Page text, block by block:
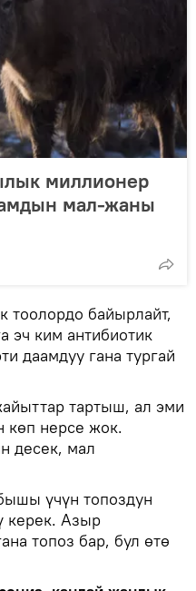
миллионер
мал-жаны
тоолордо байырлайт,
эч ким антибиотик
даамдуу гана тургай
тартыш, ал эми
көп нерсе жок.
десек, мал
үчүн топоздун
керек. Азыр
топоз бар, бул өтө